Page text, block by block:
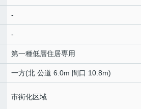
-
-
第一種低層住居専用
一方(北 公道 6.0m 間口 10.8m)
市街化区域